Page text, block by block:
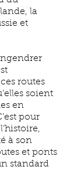
la
et
routes
soient
en
pour
à son
et ponts
standard